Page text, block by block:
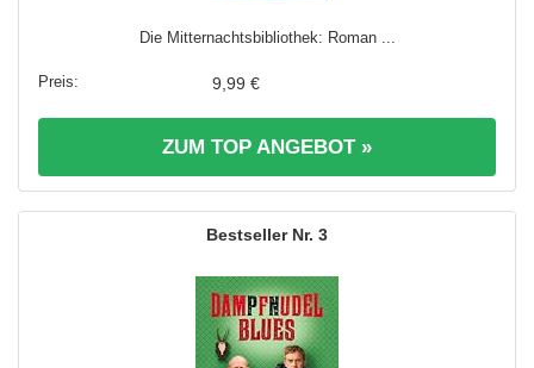
Die Mitternachtsbibliothek: Roman ...
9,99 €
ZUM TOP ANGEBOT »
3